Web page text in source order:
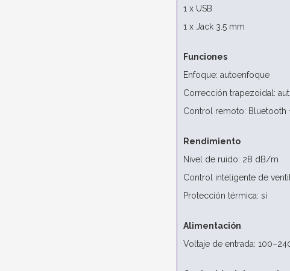
1 x USB
1 x Jack 3.5 mm
Funciones
Enfoque: autoenfoque
Corrección trapezoidal:
Control remoto: Bluetooth
Rendimiento
Nivel de ruido: 28 dB/m
Control inteligente de
Protección térmica: sí
Alimentación
Voltaje de entrada: